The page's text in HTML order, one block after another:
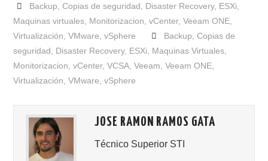
Backup Copias de seguridad Disaster Recovery, ESXi
Maquinas virtuales Monitorizacion ,vCenter,Veeam ONE
Virtualización ,VMware ,vSphere Backup Copias de
seguridad
Disaster Recovery, ESXi Maquinas Virtuales
Monitorizacion ,vCenter,VCSA ,Veeam ,Veeam ONE
Virtualización ,VMware ,vSphere
JOSE RAMON RAMOS GATA
Técnico Superior STI